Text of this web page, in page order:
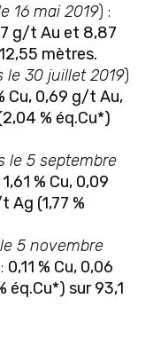
16 mai 2019) :
g/t Au et 8,87
mètres.
le 30 juillet 2019)
Cu, 0,69 g/t Au,
% éq.Cu*)
le 5 septembre
1,61 % Cu, 0,09
Ag (1,77 %
5 novembre
0,11 % Cu, 0,06
éq.Cu*) sur 93,1